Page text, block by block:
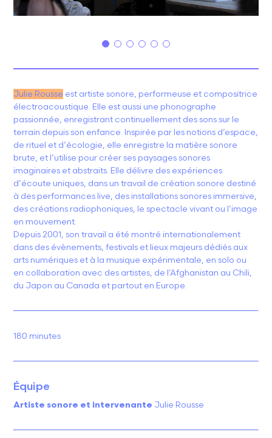
180 minutes
Équipe
Artiste sonore et intervenante Julie Rousse
Julie Rousse est artiste sonore, performeuse et compositrice
électroacoustique. Elle est aussi une phonographe
passionnée, enregistrant continuellement des sons sur le
terrain depuis son enfance. Inspirée par les notions d’espace,
de rituel et d’écologie, elle enregistre la matière sonore
brute, et l’utilise pour créer ses paysages sonores
imaginaires et abstraits. Elle délivre des expériences
d’écoute uniques, dans un travail de création sonore destiné
à des performances live, des installations sonores immersive,
des créations radiophoniques, le spectacle vivant ou l’image
en mouvement.
Depuis 2001, son travail a été montré internationalement
dans des évènements, festivals et lieux majeurs dédiés aux
arts numériques et à la musique expérimentale, en solo ou
en collaboration avec des artistes, de l’Afghanistan au Chili,
du Japon au Canada et partout en Europe.